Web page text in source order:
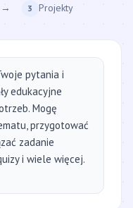
→ 3 Projekty
pytania i
edukacyjne
Mogę
przygotować
zadanie
i wiele więcej.